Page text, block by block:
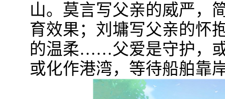
山。莫言写父亲的威严，
育效果；刘墉写父亲的怀
的温柔……父爱是守护，
或化作港湾，等待船舶靠